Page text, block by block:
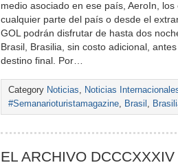
medio asociado en ese país, AeroIn,
cualquier parte del país o desde el
GOL podrán disfrutar de hasta dos
Brasil, Brasilia, sin costo adicional,
destino final. Por…
Category Noticias, Noticias
#Semanarioturistamagazine, Brasil ,
EL ARCHIVO